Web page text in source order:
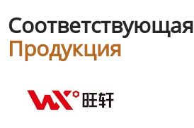
Соответствующая
Продукция